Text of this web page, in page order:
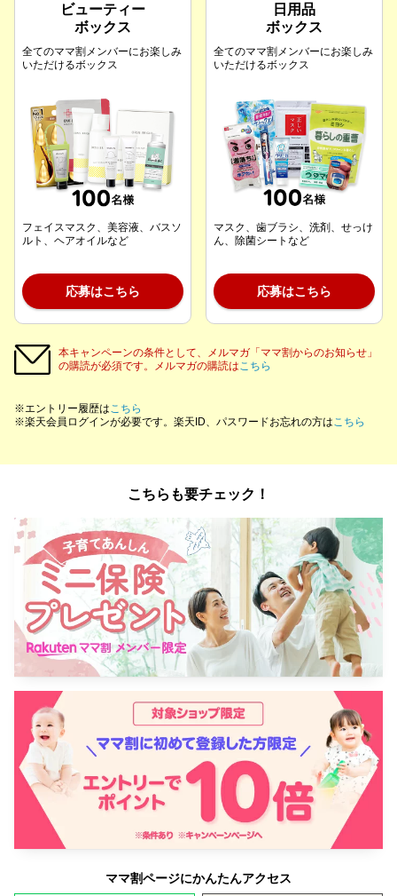
ビューティー
ボックス
全てのママ割メンバーにお楽しみ
いただけるボックス
フェイスマスク、美容液、バスソ
ルト、ヘアオイルなど
応募はこちら
日用品
ボックス
全てのママ割メンバーにお楽しみ
いただけるボックス
マスク、歯ブラシ、洗剤、せっけ
ん、除菌シートなど
応募はこちら
本キャンペーンの条件として、メルマガ「ママ割からのお知らせ」
の購読が必須です。メルマガの購読はこちら
※エントリー履歴はこちら
※楽天会員ログインが必要です。楽天ID、パスワードお忘れの方はこちら
こちらも要チェック！
ママ割ページにかんたんアクセス